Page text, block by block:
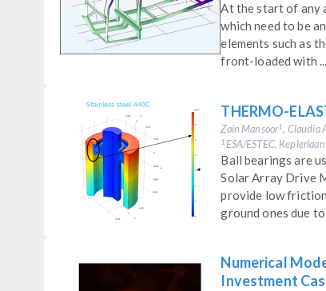
At the start of any
which need to be
elements such as
front-loaded with ...
THERMO-
Zain Mansoor1 , Claudia
1 ESA/ESTEC,
Ball bearings are
Solar Array Drive
provide low
ground ones due to
Numerical
Investment